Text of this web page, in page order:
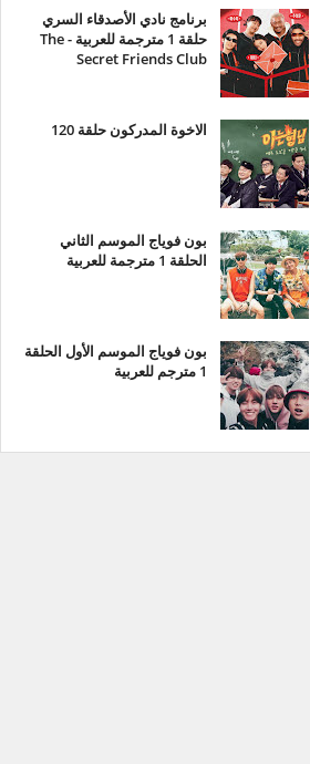
برنامج نادي الأصدقاء السري
حلقة 1 مترجمة للعربية - The
Secret Friends Club
الاخوة المدركون حلقة 120
بون فوياج الموسم الثاني
الحلقة 1 مترجمة للعربية
بون فوياج الموسم الأول الحلقة
1 مترجم للعربية